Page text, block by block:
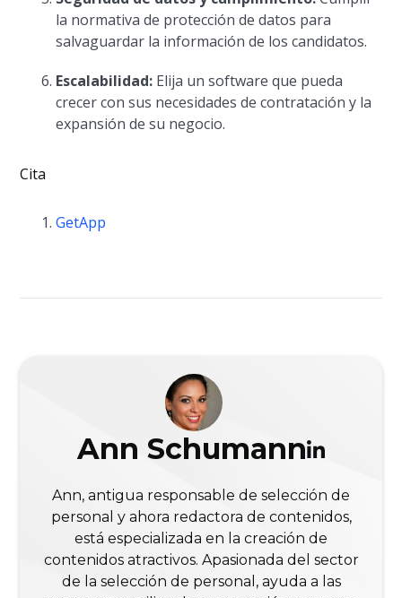
la normativa de protección de datos para
salvaguardar la información de los candidatos.
Escalabilidad: Elija un software que pueda
crecer con sus necesidades de contratación y la
expansión de su negocio.
Cita
GetApp
Ann Schumann
Ann, antigua responsable de selección de
personal y ahora redactora de contenidos,
está especializada en la creación de
contenidos atractivos. Apasionada del sector
de la selección de personal, ayuda a las